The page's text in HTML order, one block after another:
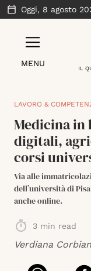
Oggi, 8 agosto
MENU
IL
LAVORO &
Medicina in
digitali,
corsi
Via alle
dell’università di
anche online.
3 min read
Verdiana